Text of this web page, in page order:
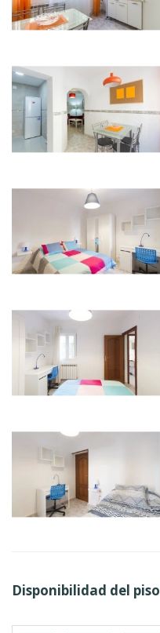
Disponibilidad del piso